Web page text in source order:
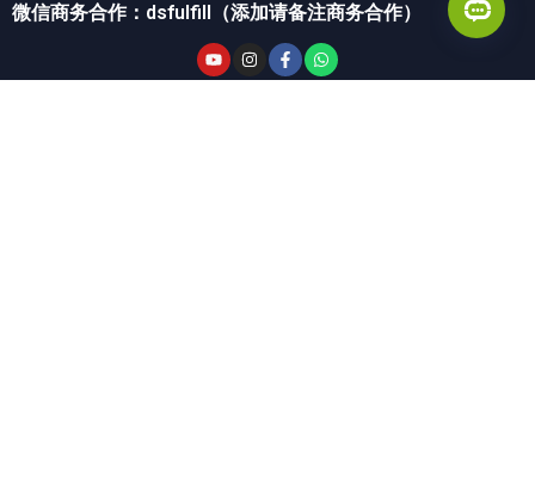
微信商务合作：dsfulfill（添加请备注商务合作）